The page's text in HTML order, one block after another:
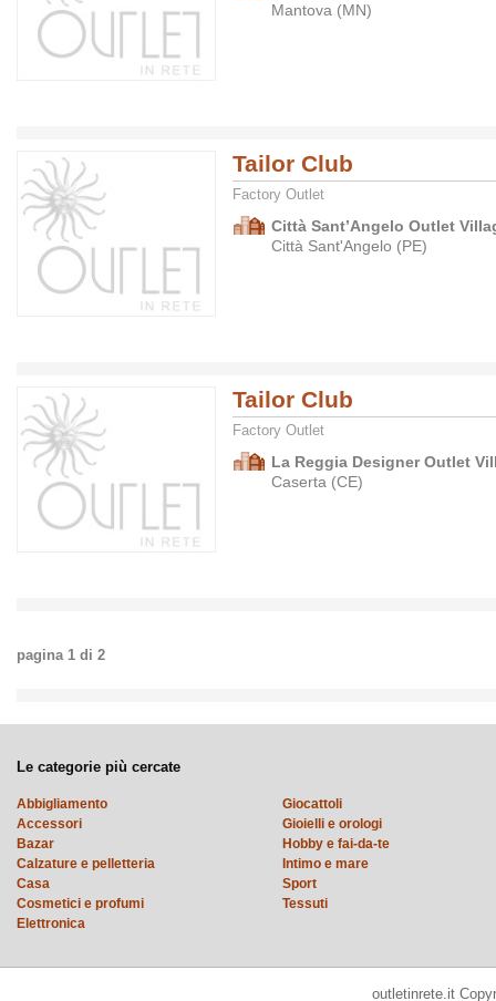
Mantova (MN)
Tailor Club
Factory Outlet
Città Sant’Angelo Outlet
Città Sant'Angelo (PE)
Tailor Club
Factory Outlet
La Reggia Designer Outlet
Caserta (CE)
pagina 1 di 2
Le categorie più cercate
Abbigliamento
Accessori
Bazar
Calzature e pelletteria
Casa
Cosmetici e profumi
Elettronica
Giocattoli
Gioielli e orologi
Hobby e fai-da-te
Intimo e mare
Sport
Tessuti
outletinrete.it